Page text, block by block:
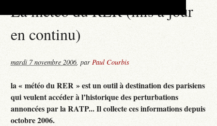
La météo du RER (mis à jour
en continu)
mardi 7 novembre 2006,parPaul Courbis
la « météo du RER » est un outil à destination des parisiens
qui veulent accéder à l’historique des perturbations
annoncées par la RATP... Il collecte ces informations depuis
octobre 2006.